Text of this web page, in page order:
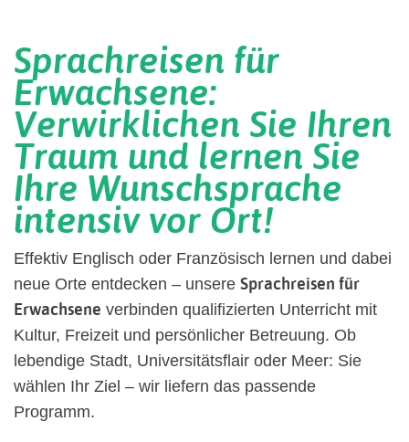
Sprachreisen für
Erwachsene:
Verwirklichen Sie Ihren
Traum und lernen Sie
Ihre Wunschsprache
intensiv vor Ort!
Effektiv Englisch oder Französisch lernen und dabei
neue Orte entdecken – unsere Sprachreisen für
Erwachsene verbinden qualifizierten Unterricht mit
Kultur, Freizeit und persönlicher Betreuung. Ob
lebendige Stadt, Universitätsflair oder Meer: Sie
wählen Ihr Ziel – wir liefern das passende
Programm.